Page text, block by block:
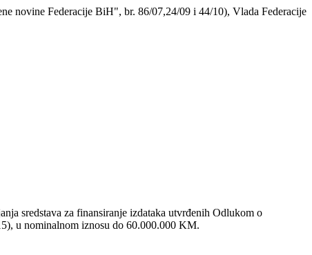
novine Federacije BiH", br. 86/07,24/09 i 44/10), Vlada Federacije
sredstava za finansiranje izdataka utvrđenih Odlukom o
u nominalnom iznosu do 60.000.000 KM.